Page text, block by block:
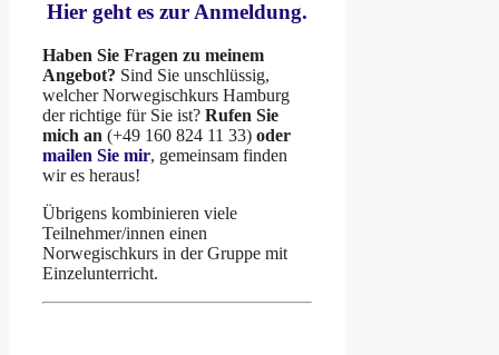
Hier geht es zur Anmeldung.
Haben Sie Fragen zu meinem
Angebot? Sind Sie unschlüssig,
welcher Norwegischkurs Hamburg
der richtige für Sie ist? Rufen Sie
mich an (+49 160 824 11 33) oder
mailen Sie mir, gemeinsam finden
wir es heraus!
Übrigens kombinieren viele
Teilnehmer/innen einen
Norwegischkurs in der Gruppe mit
Einzelunterricht.